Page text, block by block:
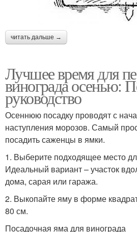
читать дальше →
Лучшее время для
винограда осенью:
руководство
Осеннюю посадку проводят с
наступления морозов. Самый
посадить саженцы в ямки.
1. Выберите подходящее место
Идеальный вариант – участок
дома, сарая или гаража.
2. Выкопайте яму в форме
80 см.
Посадочная яма для винограда